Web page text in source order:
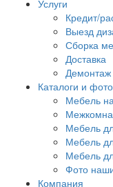
Услуги
Кредит/
Выезд
Сборка
Доставка
Демонтаж
Каталоги и фото
Мебель
Мебель
Мебель
Мебель
Фото
Компания